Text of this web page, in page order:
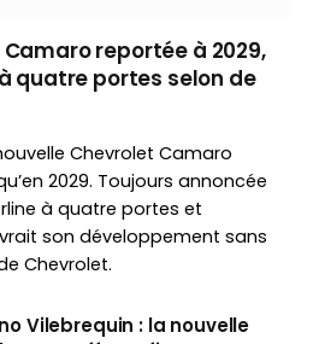
reportée à 2029,
quatre portes selon de
Chevrolet Camaro
2029. Toujours annoncée
à quatre portes et
son développement sans
Chevrolet.
Vilebrequin : la nouvelle